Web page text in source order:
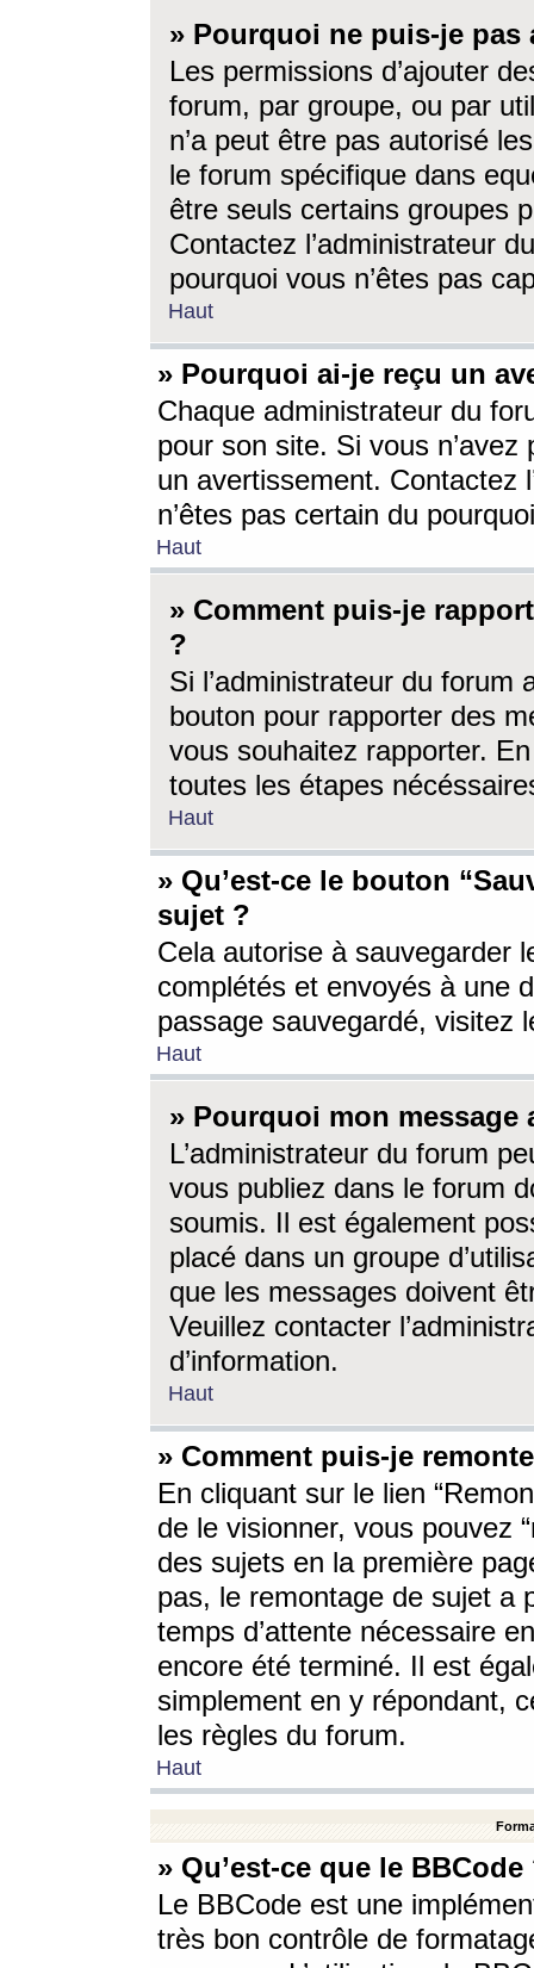
» Pourquoi ne puis-je
Les permissions d’ajouter
forum, par groupe, ou par
n’a peut être pas autorisé
le forum spécifique dans
être seuls certains groupes
Contactez l’administrateur
pourquoi vous n’êtes pas
Haut
» Pourquoi ai-je reçu un
Chaque administrateur du
pour son site. Si vous
un avertissement. Contactez
n’êtes pas certain du
Haut
» Comment puis-je
?
Si l’administrateur du forum
bouton pour rapporter des
vous souhaitez rapporter.
toutes les étapes
Haut
» Qu’est-ce le bouton
sujet ?
Cela autorise à sauvegarder
complétés et envoyés à une
passage sauvegardé, visitez
Haut
» Pourquoi mon message
L’administrateur du forum
vous publiez dans le forum
soumis. Il est également
placé dans un groupe
que les messages doivent
Veuillez contacter
d’information.
Haut
» Comment puis-je
En cliquant sur le lien
de le visionner, vous pouvez
des sujets en la première
pas, le remontage de sujet a
temps d’attente nécessaire
encore été terminé. Il est
simplement en y répondant,
les règles du forum.
Haut
» Qu’est-ce que le BBCode
Le BBCode est une
très bon contrôle de